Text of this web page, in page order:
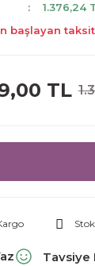
1.376,24
başlayan
TL
Tavsiye